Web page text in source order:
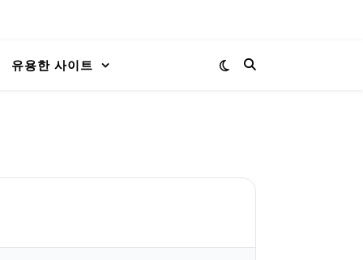
유용한 사이트